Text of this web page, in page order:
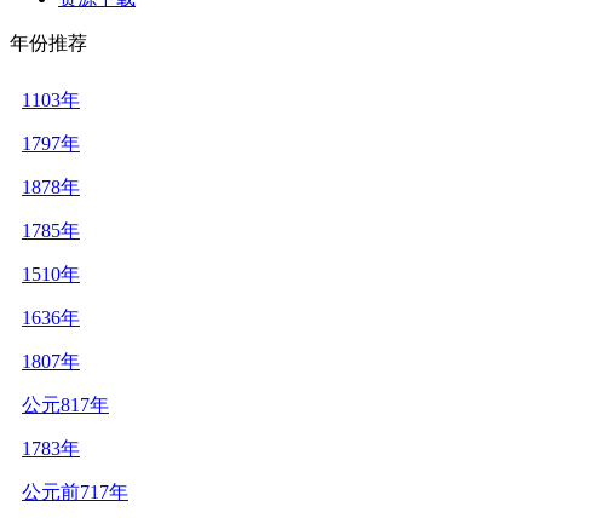
年份推荐
1103年
1797年
1878年
1785年
1510年
1636年
1807年
公元817年
1783年
公元前717年